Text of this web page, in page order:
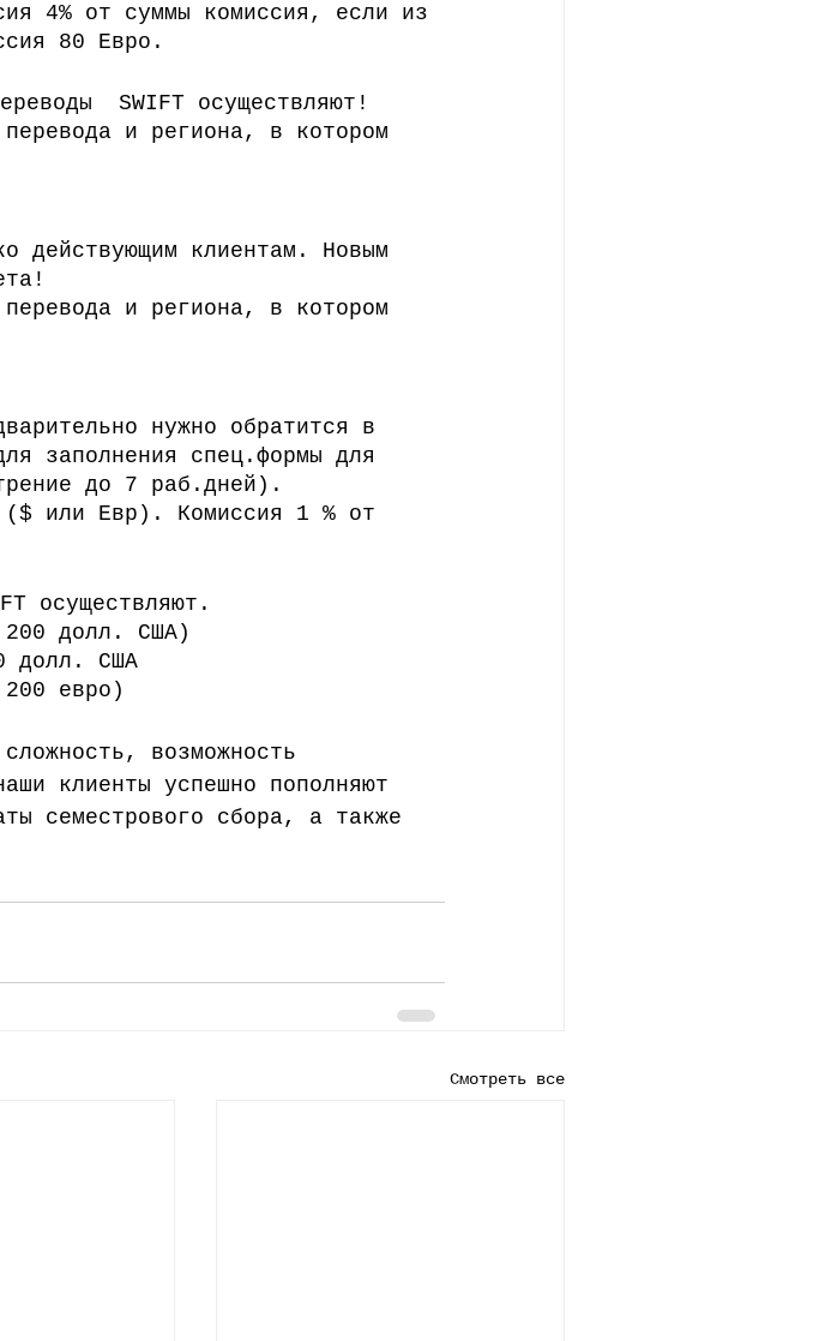
4% от суммы комиссия, если из
80 Евро.
SWIFT осуществляют!
и региона, в котором
действующим клиентам. Новым
и региона, в котором
нужно обратится в
заполнения спец.формы для
до 7 раб.дней).
($ или Евр). Комиссия 1 % от
осуществляют.
долл. США)
долл. США
евро)
возможность
клиенты успешно пополняют
семестрового сбора, а также
Смотреть все